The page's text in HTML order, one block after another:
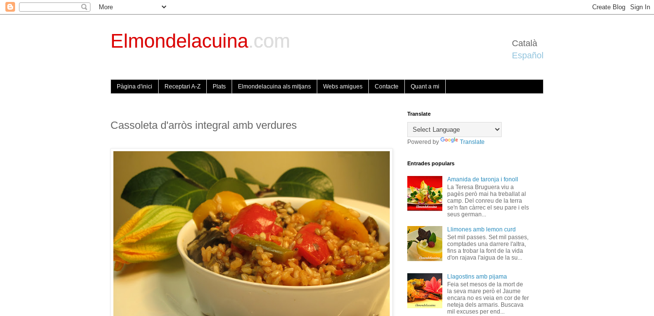
Elmondelacuina.com
Català
Español
Pàgina d'inici Receptari A-Z Plats Elmondelacuina als mitjans Webs amigues Contacte Quant a mi
Cassoleta d'arròs integral amb verdures
Translate
Powered by Translate
Entrades populars
Amanida de taronja i fonoll
La Teresa Bruguera viu a
pagès però mai ha treballat al
camp. Del conreu de la terra
se'n fan càrrec el seu pare i els
seus german...
Llimones amb lemon curd
Set mil passes. Set mil passes,
comptades una darrere l'altra,
fins a trobar la font de la vida
d'on rajava l'aigua de la su...
Llagostins amb pijama
Feia set mesos de la mort de
la seva mare però el Jaume
encara no es veia en cor de fer
neteja dels armaris. Buscava
mil excuses per end...